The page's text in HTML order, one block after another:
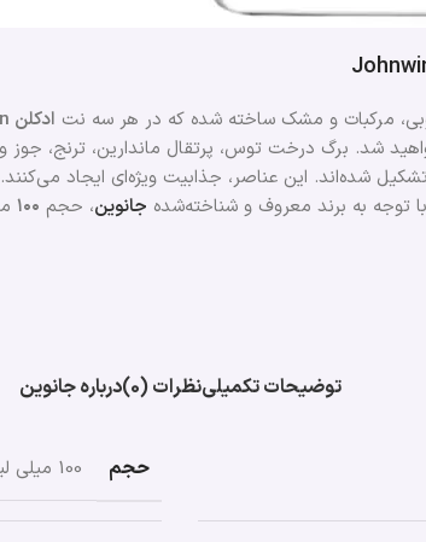
چوبی، مرکبات و مشک ساخته شده که در هر سه نت ادکلن Johnwin Generous Gentlemen
شد. برگ درخت توس، پرتقال ماندارین، ترنج، جوز
با توجه به برند معروف و شناخته‌شده جانوین، حجم ۱۰۰
توضیحات تکمیلینظرات (0) درباره جانوین
حجم 100 میلی لیتر